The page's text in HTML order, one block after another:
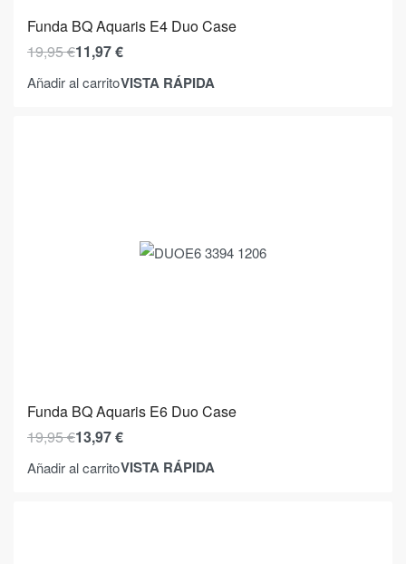
Funda BQ Aquaris E4 Duo Case
19,95€11,97€
Añadir al carritoVISTA RÁPIDA
Funda BQ Aquaris E6 Duo Case
19,95€13,97€
Añadir al carritoVISTA RÁPIDA